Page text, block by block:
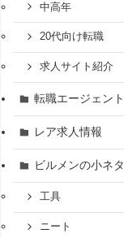
中高年
20代向け転職
求人サイト紹介
転職エージェント
レア求人情報
ビルメンの小ネタ
工具
ニート